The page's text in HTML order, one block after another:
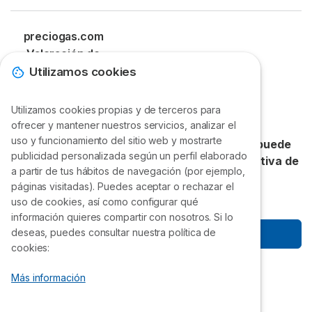
Frigorías por m2
Calderas Vaillant precios
Calderas Ferroli precios
¿Qué es el GLP?
Calderas de gasoil
Punto de recarga coche eléctrico
preciogas.com
Valoración de
Selectra
de sus clientes.
¡Gracias!
Accede a precios exclusivos que nadie más puede
ofrecerte. Únete gratis a la VII Compra Colectiva de
Selectra.
Empezar a ahorrar
Utilizamos cookies
Utilizamos cookies propias y de terceros para
ofrecer y mantener nuestros servicios, analizar el
uso y funcionamiento del sitio web y mostrarte
publicidad personalizada según un perfil elaborado
a partir de tus hábitos de navegación (por ejemplo,
páginas visitadas). Puedes aceptar o rechazar el
uso de cookies, así como configurar qué
información quieres compartir con nosotros. Si lo
deseas, puedes consultar nuestra política de
cookies:
Más información